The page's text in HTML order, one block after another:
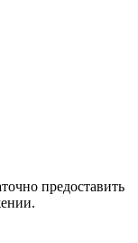
предоставить